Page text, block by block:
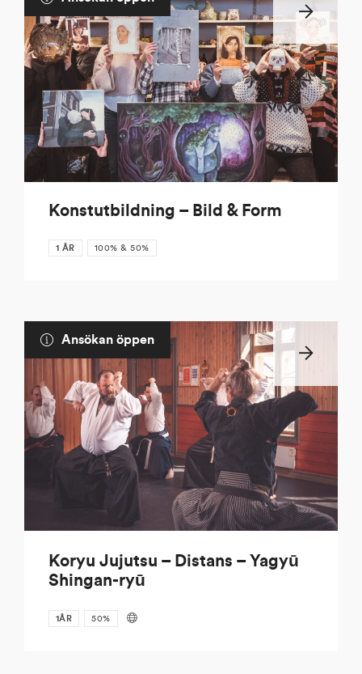
Konstutbildning – Bild & Form
1 ÅR 100% & 50%
Ansökan öppen
Koryu Jujutsu – Distans – Yagyū
Shingan-ryū
1ÅR 50%